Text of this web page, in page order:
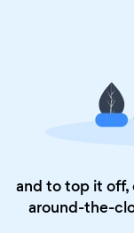
and to top it off,
around-the-